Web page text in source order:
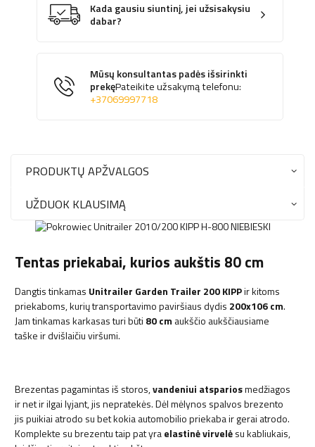
Kada gausiu siuntinį, jei užsisakysiu
dabar?
Mūsų konsultantas padės išsirinkti
prekęPateikite užsakymą telefonu:
+37069997718
PRODUKTŲ APŽVALGOS
UŽDUOK KLAUSIMĄ
Tentas priekabai, kurios aukštis 80 cm
Dangtis tinkamas Unitrailer Garden Trailer 200 KIPPir kitoms
priekaboms, kurių transportavimo paviršiaus dydis 200x106 cm.
Jam tinkamas karkasas turi būti 80 cm aukščio aukščiausiame
taške ir dvišlaičiu viršumi.
Brezentas pagamintas iš storos,vandeniui atspariosmedžiagos
ir net ir ilgai lyjant, jis nepratekės. Dėl mėlynos spalvos brezento
jis puikiai atrodo su bet kokia automobilio priekaba ir gerai atrodo.
Komplekte su brezentu taip pat yraelastinė virvelėsu kabliukais,